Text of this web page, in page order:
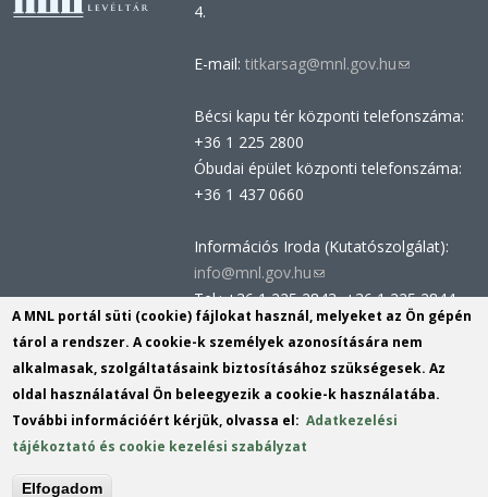
4.
E-mail: titkarsag@mnl.gov.hu(link
e-
Bécsi kapu tér központi telefonszáma:
+36 1 225 2800
Óbudai épület központi telefonszáma:
+36 1 437 0660
Információs Iroda (Kutatószolgálat):
info@mnl.gov.hu(link
sends
e-
mail)
Tel.: +36 1 225 2843, +36 1 225 2844
Postacím: 1014 Budapest, Bécsi kapu
tér 2-4.
Felnőttképzési nyilvántartási szám:
B/2020/002162
Engedélyszám: E/2020/000419
A MNL portál süti (cookie) fájlokat használ, melyeket az Ön gépén
tárol a rendszer. A cookie-k személyek azonosítására nem
alkalmasak, szolgáltatásaink biztosításához szükségesek. Az
oldal használatával Ön beleegyezik a cookie-k használatába.
További információért kérjük, olvassa el:Adatkezelési
tájékoztató és cookie kezelési szabályzat
Elfogadom